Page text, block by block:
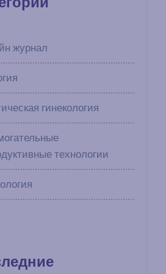
журнал
гинекология
технологии